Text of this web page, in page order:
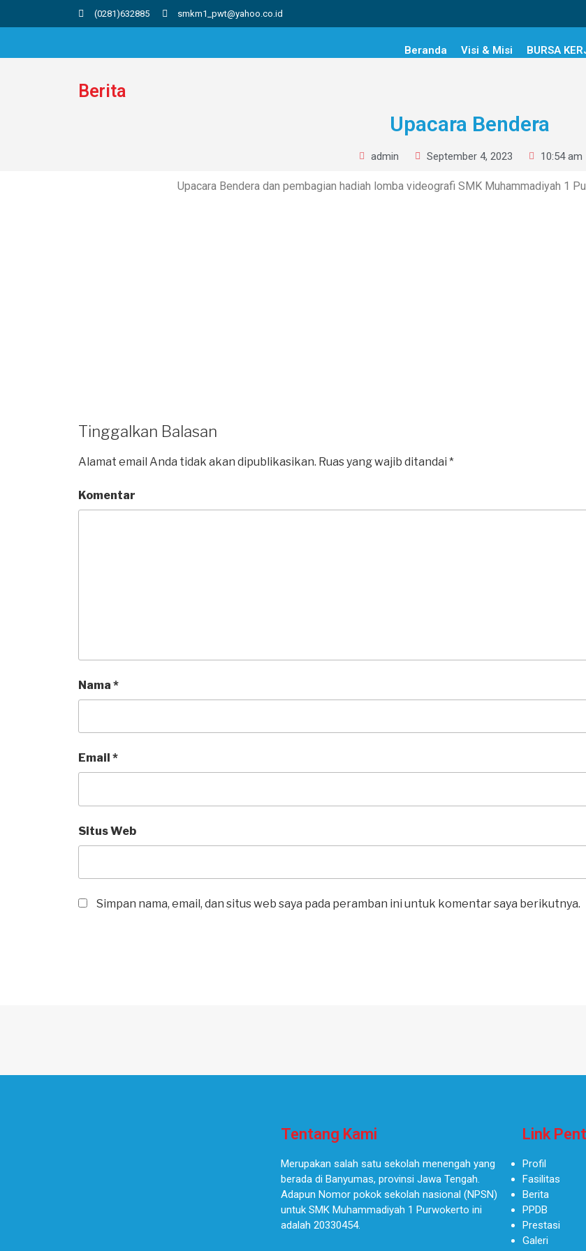
(0281)632885 smkm1_pwt@yahoo.co.id
Beranda Visi & Misi BURSA
Berita
Upacara Bendera
admin September 4, 2023 10:54 am
Upacara Bendera dan pembagian hadiah lomba videografi SMK Muhammadiyah 1
Tinggalkan Balasan
Alamat email Anda tidak akan dipublikasikan. Ruas yang wajib ditandai *
Komentar
Nama *
Email *
Situs Web
Simpan nama, email, dan situs web saya pada peramban ini untuk komentar saya berikutnya.
Tentang Kami
Merupakan salah satu sekolah menengah yang
berada di Banyumas, provinsi Jawa Tengah.
Adapun Nomor pokok sekolah nasional (NPSN)
untuk SMK Muhammadiyah 1 Purwokerto ini
adalah 20330454.
Link
Profil
Fasilitas
Berita
PPDB
Prestasi
Galeri